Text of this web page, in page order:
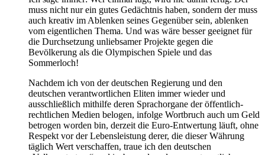
muss nicht nur ein gutes Gedächtnis haben, sondern der muss
auch kreativ im Ablenken seines Gegenüber sein, ablenken
vom eigentlichen Thema. Und was wäre besser geeignet für
die Durchsetzung unliebsamer Projekte gegen die
Bevölkerung als die Olympischen Spiele und das
Sommerloch!
Nachdem ich von der deutschen Regierung und den
deutschen verantwortlichen Eliten immer wieder und
ausschließlich mithilfe deren Sprachorgane der öffentlich-
rechtlichen Medien belogen, infolge Wortbruch auch um Geld
betrogen worden bin, derzeit die Euro-Entwertung läuft, ohne
Respekt vor der Lebensleistung derer, die dieser Währung
täglich Wert verschaffen, traue ich den deutschen